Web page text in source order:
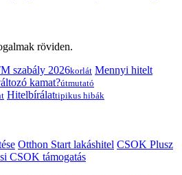
röviden.
szabály 2026korlát Mennyi hitelt
kamat?útmutató
Hitelbírálattipikus hibák
Otthon Start lakáshitel CSOK Plusz
CSOK támogatás